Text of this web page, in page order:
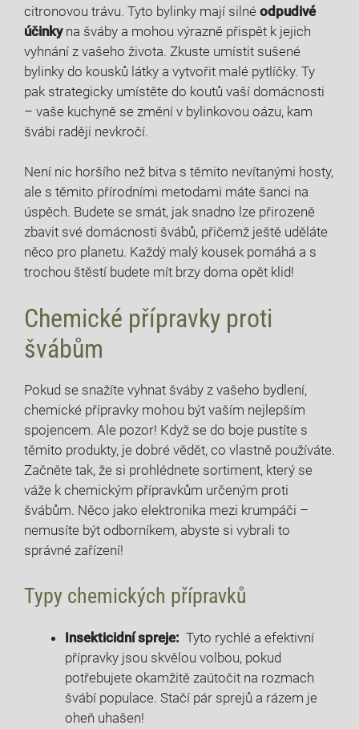
⁣citronovou trávu. Tyto bylinky mají silné odpudivé
účinkyna šváby a mohou výrazně přispět k jejich
vyhnání z vašeho života. Zkuste umístit sušené
bylinky do kousků látky‍ a vytvořit‍ malé pytlíčky. Ty‌
pak⁤ strategicky umístěte‌ do koutů vaší ⁤domácnosti⁢
– vaše‍ kuchyně se‌ změní v bylinkovou ⁣oázu, ‌kam
švábi⁣ raději nevkročí.
Není nic horšího než bitva s ⁤těmito ​nevítanými hosty,
ale s těmito přírodními​ metodami máte šanci⁢ na
úspěch. Budete se smát,⁣ jak snadno‌ lze přirozeně
⁣zbavit své domácnosti‍ švábů, přičemž ještě uděláte
něco pro⁣ planetu. Každý malý ⁤kousek pomáhá a s
trochou štěstí ⁤budete mít brzy doma ⁤opět klid!
Chemické přípravky proti
švábům
Pokud se⁢ snažíte vyhnat šváby ⁤z vašeho bydlení,
chemické‍ přípravky mohou⁤ být vaším nejlepším
spojencem. Ale ⁣pozor!⁤ Když se do boje pustíte s
těmito produkty, je ‍dobré vědět, co vlastně používáte.
Začněte tak,​ že ⁣si prohlédnete sortiment, který⁤ se
váže k chemickým přípravkům určeným proti‍
švábům.​ Něco jako elektronika mezi⁣ krumpáči –
nemusíte⁤ být odborníkem, abyste ⁤si vybrali to
správné zařízení!
Typy chemických přípravků
Insekticidní spreje: ⁢ Tyto rychlé a efektivní
přípravky jsou skvělou volbou,‍ pokud
‌potřebujete okamžitě‌ zaútočit ‍na⁣ rozmach
švábí ​populace.​ Stačí pár⁣ sprejů ⁣a rázem je
oheň uhašen!